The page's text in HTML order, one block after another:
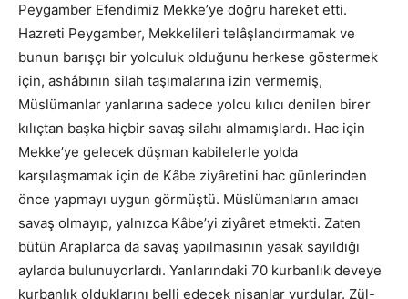
Peygamber Efendimiz Mekke’ye doğru hareket etti.
Hazreti Peygamber, Mekkelileri telâşlandırmamak ve
bunun barışçı bir yolculuk olduğunu herkese göstermek
için, ashâbının silah taşımalarına izin vermemiş,
Müslümanlar yanlarına sadece yolcu kılıcı denilen birer
kılıçtan başka hiçbir savaş silahı almamışlardı. Hac için
Mekke’ye gelecek düşman kabilelerle yolda
karşılaşmamak için de Kâbe ziyâretini hac günlerinden
önce yapmayı uygun görmüştü. Müslümanların amacı
savaş olmayıp, yalnızca Kâbe’yi ziyâret etmekti. Zaten
bütün Araplarca da savaş yapılmasının yasak sayıldığı
aylarda bulunuyorlardı. Yanlarındaki 70 kurbanlık deveye
kurbanlık olduklarını belli edecek nişanlar vurdular. Zül-